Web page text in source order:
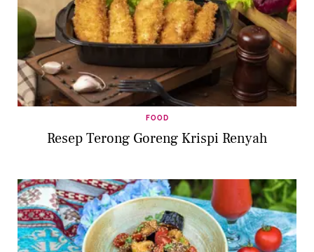
FOOD
Resep Terong Goreng Krispi Renyah